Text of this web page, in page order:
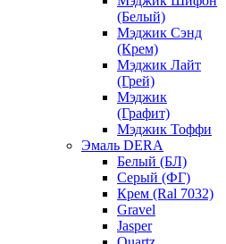
(Белый)
Мэджик Сэнд
(Крем)
Мэджик Лайт
(Грей)
Мэджик
(Графит)
Мэджик Тоффи
Эмаль DERA
Белый (БЛ)
Серый (ФГ)
Крем (Ral 7032)
Gravel
Jasper